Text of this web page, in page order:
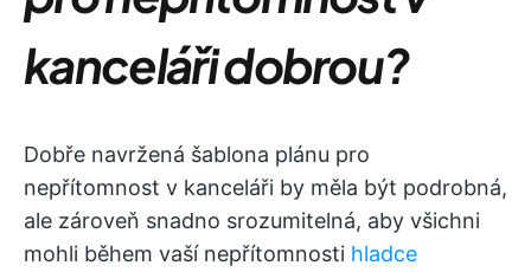
kanceláři dobrou?
Dobře navržená šablona plánu pro
nepřítomnost v kanceláři by měla být podrobná,
ale zároveň snadno srozumitelná, aby všichni
mohli během vaší nepřítomnosti hladce